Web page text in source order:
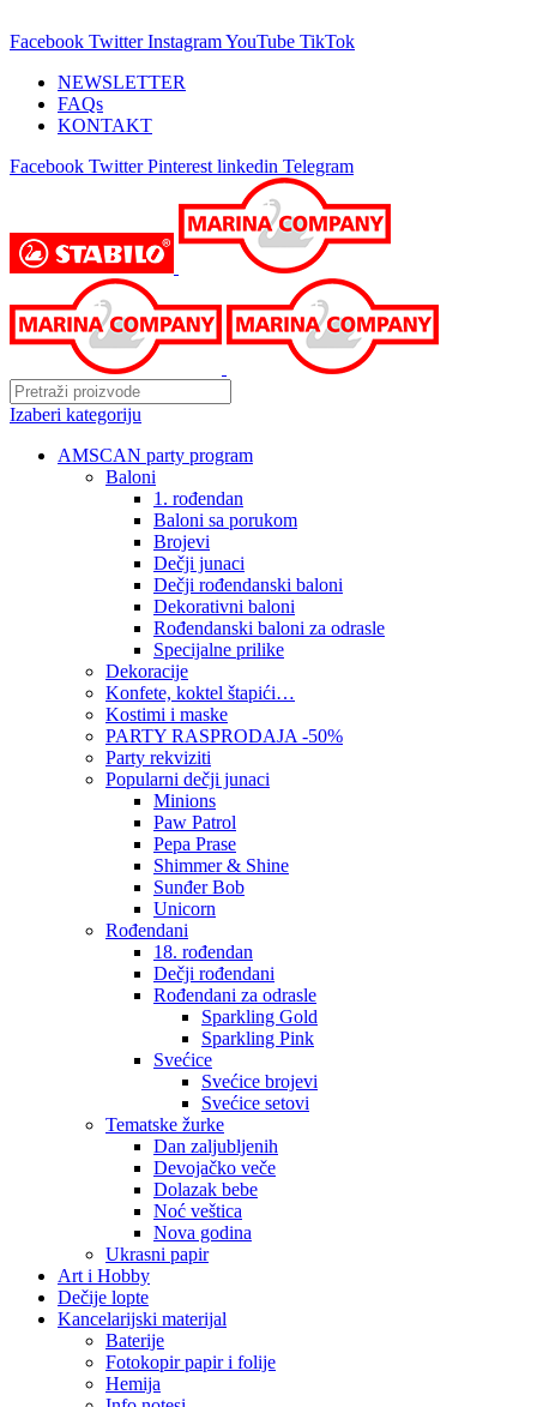
Facebook Twitter InstagramYouTube TikTok
NEWSLETTER
FAQs
KONTAKT
Facebook Twitter Pinterest linkedin Telegram
Izaberi kategoriju
AMSCAN party program
Baloni
1. rođendan
Baloni sa porukom
Brojevi
Dečji junaci
Dečji rođendanski baloni
Dekorativni baloni
Rođendanski baloni za odrasle
Specijalne prilike
Dekoracije
Konfete, koktel štapići…
Kostimi i maske
PARTY RASPRODAJA -50%
Party rekviziti
Popularni dečji junaci
Minions
Paw Patrol
Pepa Prase
Shimmer & Shine
Sunđer Bob
Unicorn
Rođendani
18. rođendan
Dečji rođendani
Rođendani za odrasle
Sparkling Gold
Sparkling Pink
Svećice
Svećice brojevi
Svećice setovi
Tematske žurke
Dan zaljubljenih
Devojačko veče
Dolazak bebe
Noć veštica
Nova godina
Ukrasni papir
Art i Hobby
Dečije lopte
Kancelarijski materijal
Baterije
Fotokopir papir i folije
Hemija